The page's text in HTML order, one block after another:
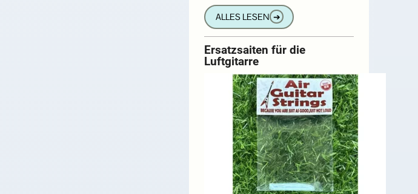
ALLES LESEN ➔
Ersatzsaiten für die
Luftgitarre